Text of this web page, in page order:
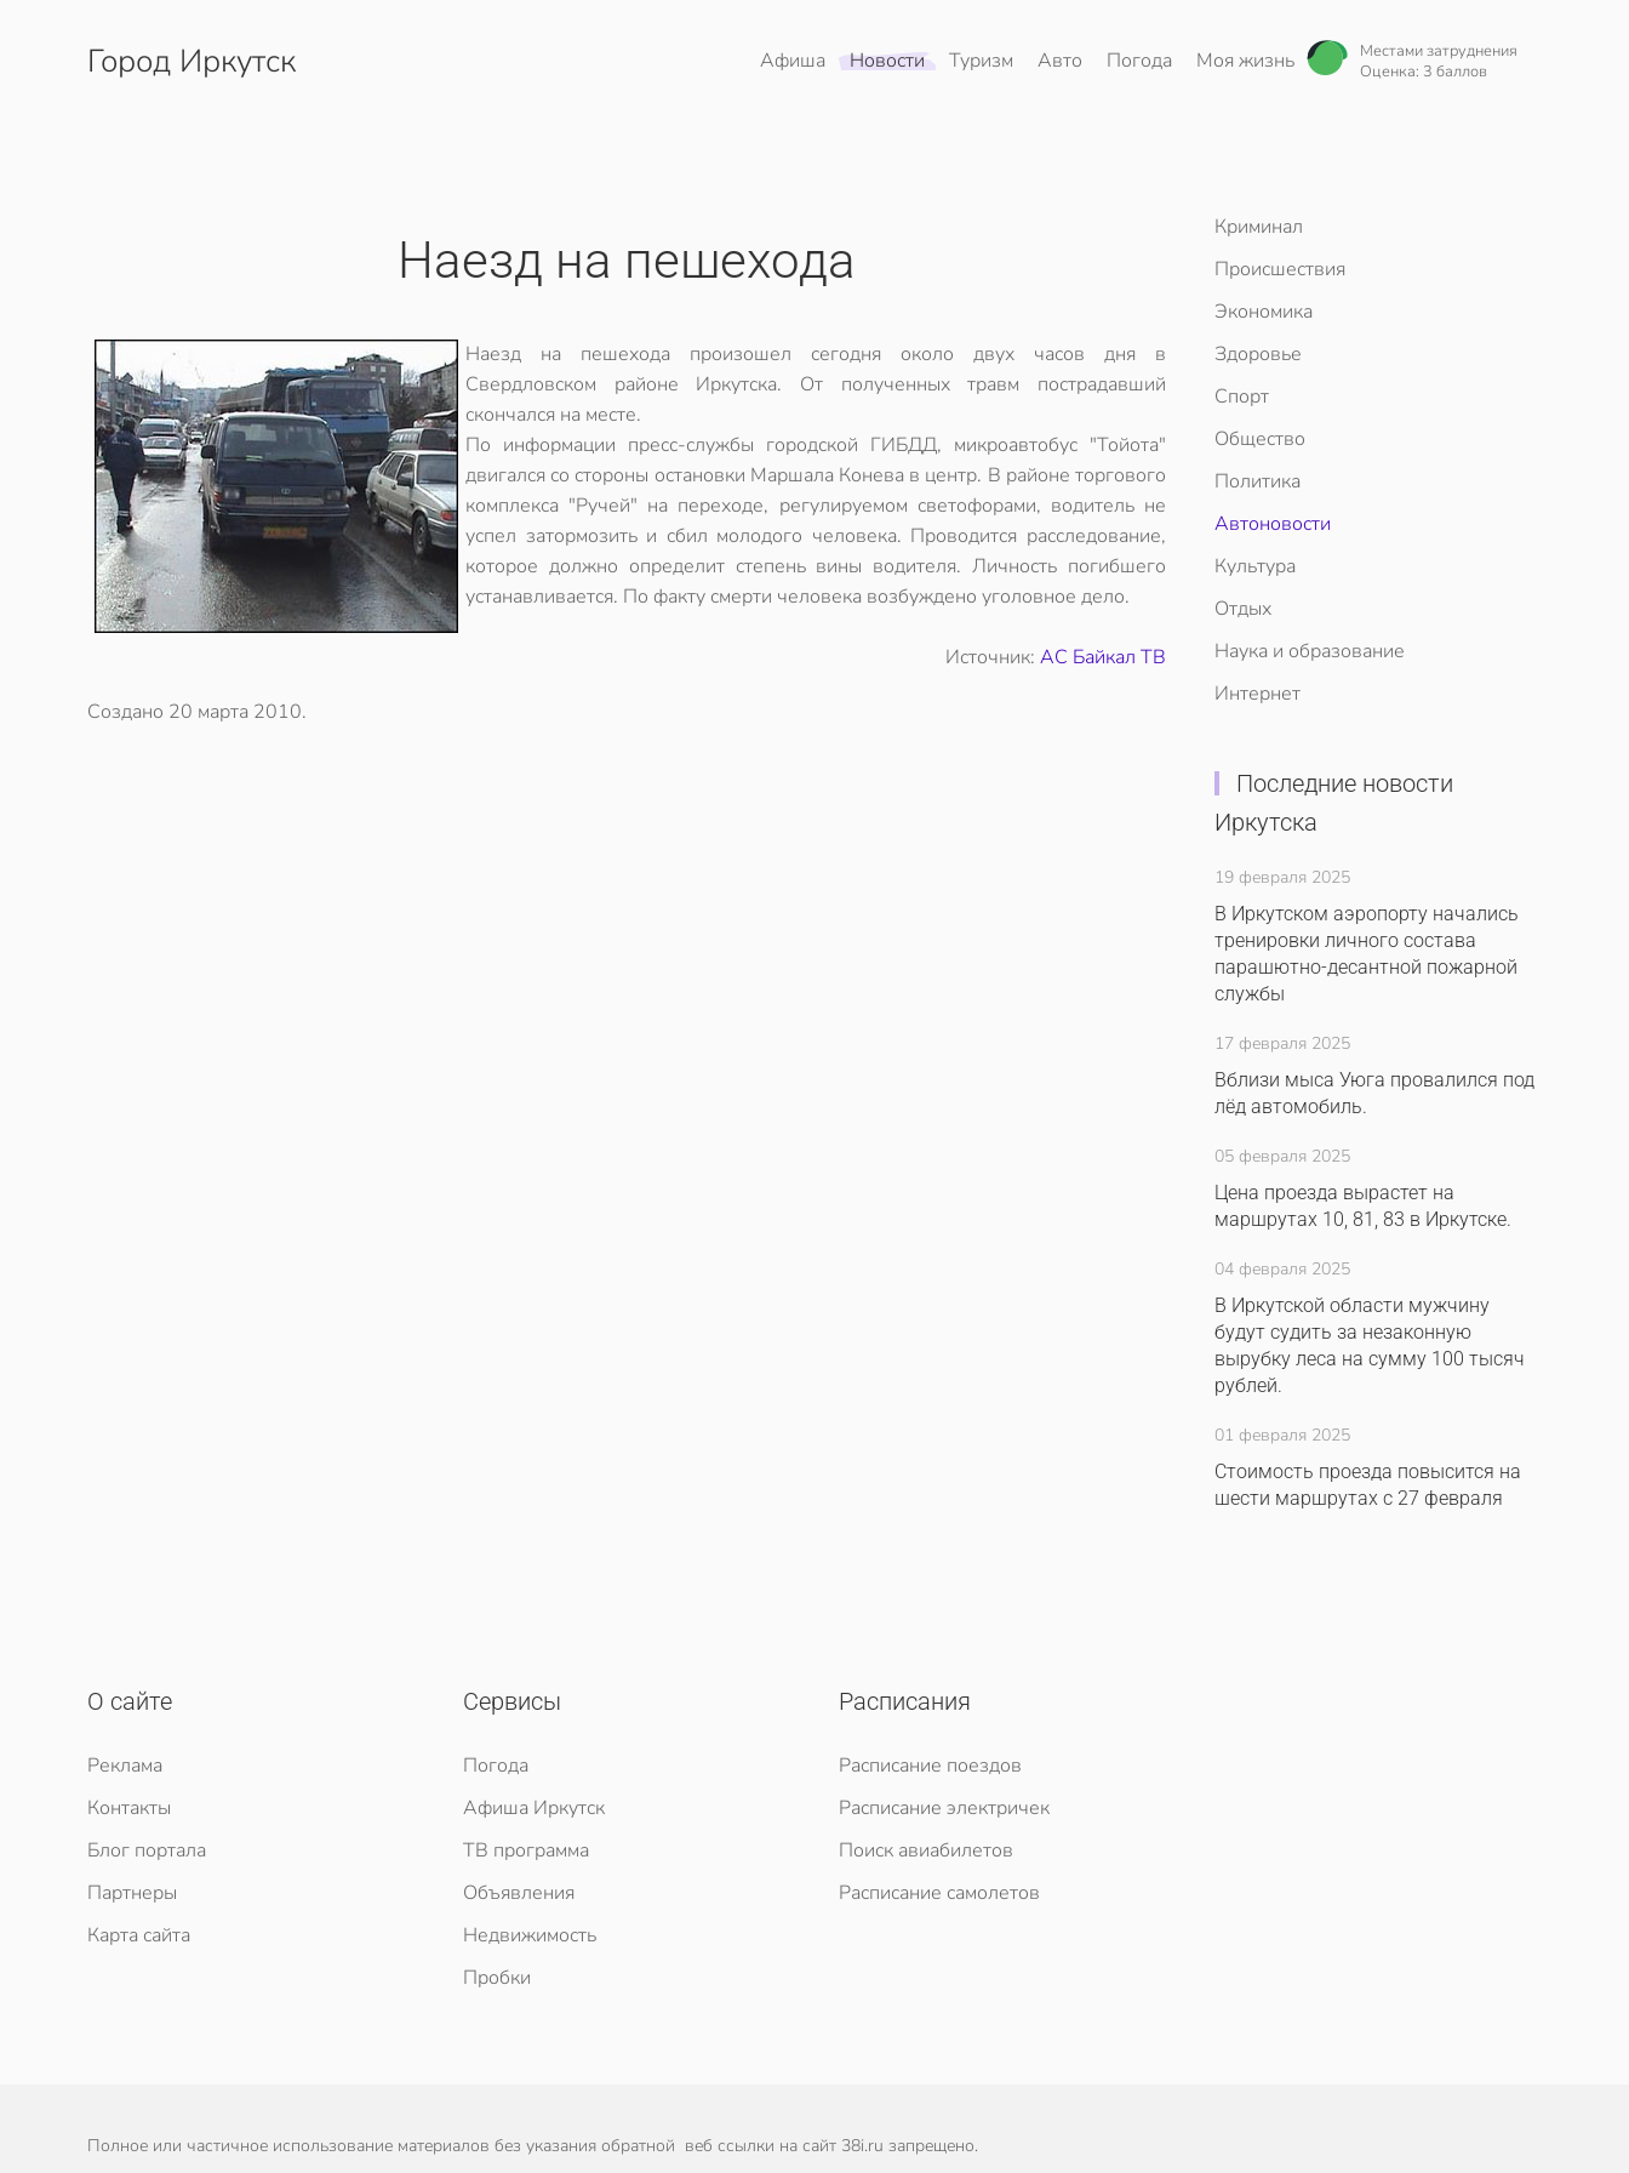
Перейти к содержимому
Город Иркутск Афиша Новости Туризм Авто Погода Моя жизнь
Местами затруднения
Оценка: 3 баллов
Наезд на пешехода
Наезд на пешехода произошел сегодня около двух часов дня в
Свердловском районе Иркутска. От полученных травм пострадавший
скончался на месте.
По информации пресс-службы городской ГИБДД, микроавтобус "Тойота"
двигался со стороны остановки Маршала Конева в центр. В районе торгового
комплекса "Ручей" на переходе, регулируемом светофорами, водитель не
успел затормозить и сбил молодого человека. Проводится расследование,
которое должно определит степень вины водителя. Личность погибшего
устанавливается. По факту смерти человека возбуждено уголовное дело.
Источник: АС Байкал ТВ
Создано 20 марта 2010.
Криминал
Происшествия
Экономика
Здоровье
Спорт
Общество
Политика
Автоновости
Культура
Отдых
Наука и образование
Интернет
Последние новости
Иркутска
19 февраля 2025
В Иркутском аэропорту начались
тренировки личного состава
парашютно-десантной пожарной
службы
17 февраля 2025
Вблизи мыса Уюга провалился под
лёд автомобиль.
05 февраля 2025
Цена проезда вырастет на
маршрутах 10, 81, 83 в Иркутске.
04 февраля 2025
В Иркутской области мужчину
будут судить за незаконную
вырубку леса на сумму 100 тысяч
рублей.
01 февраля 2025
Стоимость проезда повысится на
шести маршрутах с 27 февраля
О сайте
Реклама
Контакты
Блог портала
Партнеры
Карта сайта
Сервисы
Погода
Афиша Иркутск
ТВ программа
Объявления
Недвижимость
Пробки
Расписания
Расписание поездов
Расписание электричек
Поиск авиабилетов
Расписание самолетов
Полное или частичное использование материалов без указания обратной веб ссылки на сайт 38i.ru запрещено.